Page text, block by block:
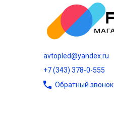
avtopled@yandex.ru
+7 (343) 378-0-555
Обратный звонок